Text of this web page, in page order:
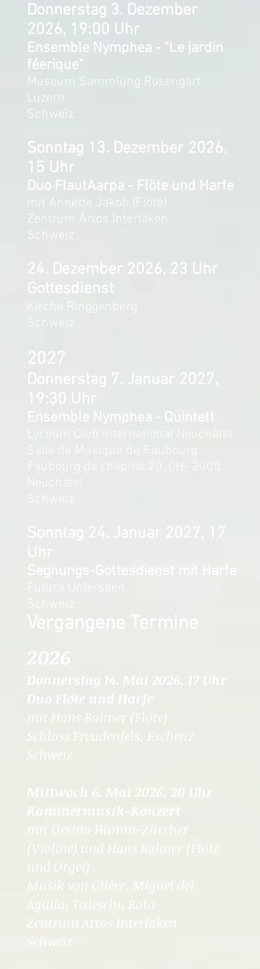
Donnerstag 3. Dezember
2026, 19:00 Uhr
Ensemble Nymphea - "Le jardin
féerique"
Museum Sammlung Rosengart
Luzern
Schweiz
Sonntag 13. Dezember 2026,
15 Uhr
Duo FlautAarpa - Flöte und Harfe
mit Annette Jakob (Flöte)
Zentrum Artos Interlaken
Schweiz
24. Dezember 2026, 23 Uhr
Gottesdienst
Kirche Ringgenberg
Schweiz
2027
Donnerstag 7. Januar 2027,
19:30 Uhr
Ensemble Nymphea - Quintett
Lyceum Club International Neuchâtel
Salle de Musique du Faubourg
Uhr
Segnungs-Gottesdienst mit Harfe
Futura Unterseen
Schweiz
Vergangene Termine
​​2026
Donnerstag 14. Mai 2026, 17 Uhr
Duo Flöte und Harfe
mit Hans Balmer (Flöte)
Schloss Freudenfels, Eschenz
Schweiz
Mittwoch 6. Mai 2026, 20 Uhr
Kammermusik-Konzert
mit Ursina Humm-Zürcher
(Violine) und Hans Balmer (Flöte
und Orgel)
Musik von Glière, Miguel del
Aguila, Tedeschi, Rota
Zentrum Artos Interlaken
Schweiz